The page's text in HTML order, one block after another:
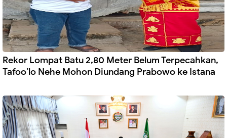
Rekor Lompat Batu 2,80 Meter Belum Terpecahkan,
Tafoo’lo Nehe Mohon Diundang Prabowo ke Istana